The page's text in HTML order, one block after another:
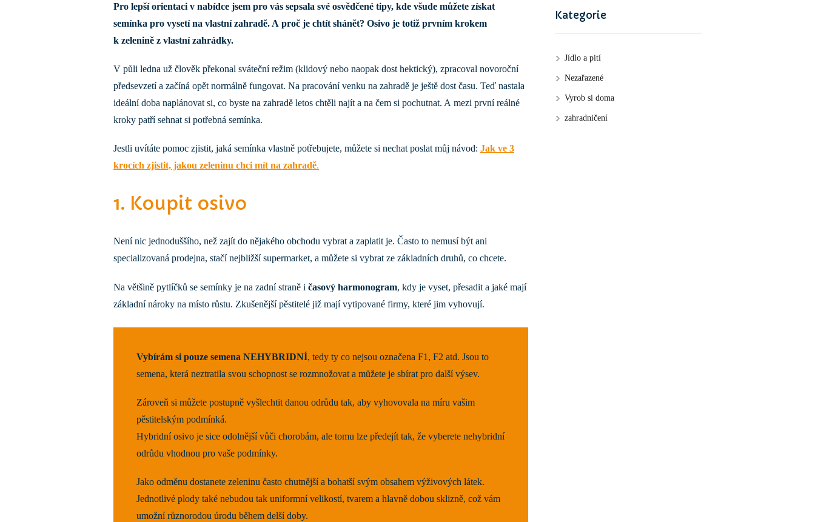
Pro lepší orientaci v nabídce jsem pro vás sepsala své osvědčené tipy, kde všude můžete získat
semínka pro vysetí na vlastní zahradě. A proč je chtít shánět? Osivo je totiž prvním krokem
k zelenině z vlastní zahrádky.
V půli ledna už člověk překonal sváteční režim (klidový nebo naopak dost hektický), zpracoval novoroční
předsevzetí a začíná opět normálně fungovat. Na pracování venku na zahradě je ještě dost času. Teď nastala
ideální doba naplánovat si, co byste na zahradě letos chtěli najít a na čem si pochutnat. A mezi první reálné
kroky patří sehnat si potřebná semínka.
Jestli uvítáte pomoc zjistit, jaká semínka vlastně potřebujete, můžete si nechat poslat můj návod: Jak ve 3
krocích zjistit, jakou zeleninu chci mít na zahradě.
1. Koupit osivo
Není nic jednoduššího, než zajít do nějakého obchodu vybrat a zaplatit je. Často to nemusí být ani
specializovaná prodejna, stačí nejbližší supermarket, a můžete si vybrat ze základních druhů, co chcete.
Na většině pytlíčků se semínky je na zadní straně i časový harmonogram, kdy je vyset, přesadit a jaké mají
základní nároky na místo růstu. Zkušenější pěstitelé již mají vytipované firmy, které jim vyhovují.
Vybírám si pouze semena NEHYBRIDNÍ, tedy ty co nejsou označena F1, F2 atd. Jsou to
semena, která neztratila svou schopnost se rozmnožovat a můžete je sbírat pro další výsev.
Zároveň si můžete postupně vyšlechtit danou odrůdu tak, aby vyhovovala na míru vašim
pěstitelským podmínká.
Hybridní osivo je sice odolnější vůči chorobám, ale tomu lze předejít tak, že vyberete nehybridní
odrůdu vhodnou pro vaše podmínky.
Jako odměnu dostanete zeleninu často chutnější a bohatší svým obsahem výživových látek.
Jednotlivé plody také nebudou tak uniformní velikostí, tvarem a hlavně dobou sklizně, což vám
umožní různorodou úrodu během delší doby.
Kategorie
Jídlo a pití
Nezařazené
Vyrob si doma
zahradničení